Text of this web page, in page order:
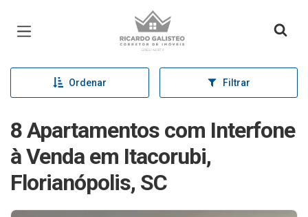
Página inicial
Ordenar Filtrar
8 Apartamentos com Interfone
à Venda em Itacorubi,
Florianópolis, SC